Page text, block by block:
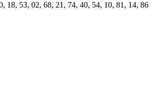
18, 53, 02, 68, 21, 74, 40, 54, 10, 81, 14, 86